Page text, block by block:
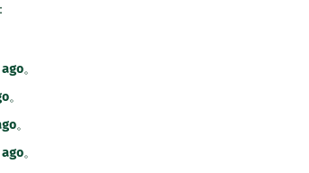
ago。
。
。
ago。